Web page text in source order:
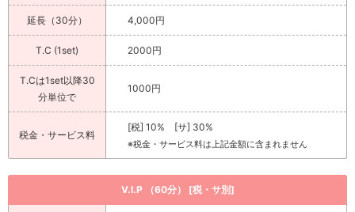
延長（30分） 4,000円
T.C (1set) 2000円
T.Cは1set以降30
分単位で
1000円
税金・サービス料
[税] 10% [サ] 30%
※税金・サービス料は上記金額に含まれません
V.I.P （60分） [税・サ別]